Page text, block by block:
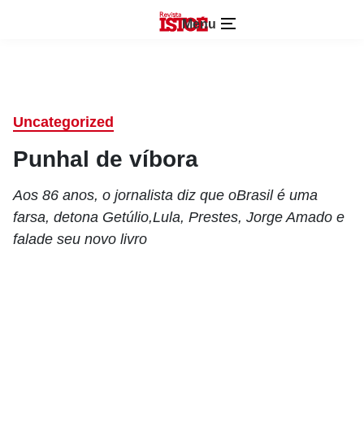
Menu
Uncategorized
Punhal de víbora
Aos 86 anos, o jornalista diz que oBrasil é uma
farsa, detona Getúlio,Lula, Prestes, Jorge Amado e
falade seu novo livro